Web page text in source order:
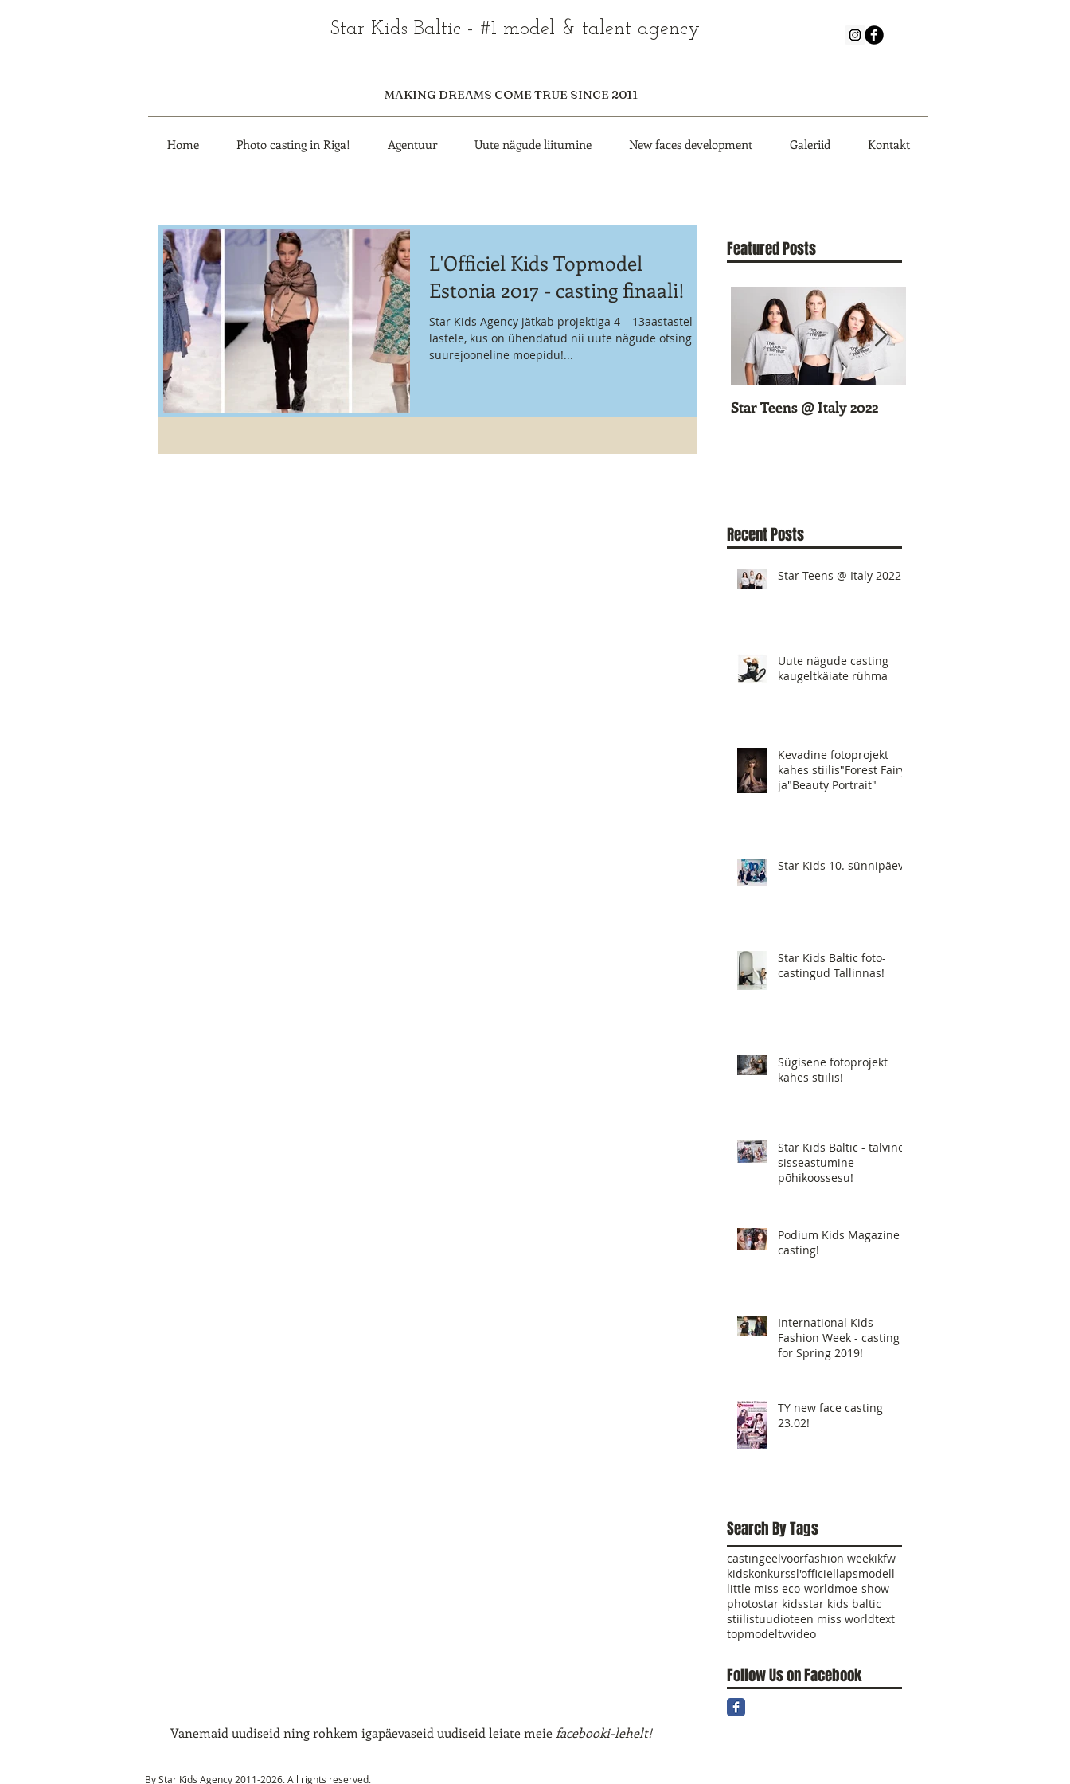
Star Kids Baltic - #1 model & talent agency
MAKING DREAMS COME TRUE SINCE 2011
Home Photo casting in Riga! Agentuur Uute nägude liitumine New faces development Galeriid Kontakt
L'Officiel Kids Topmodel
Estonia 2017 - casting finaali!
Star Kids Agency jätkab projektiga 4 – 13aastastele
lastele, kus on ühendatud nii uute nägude otsing kui
suurejooneline moepidu!...
Featured Posts
Star Teens @ Italy 2022
Recent Posts
Star Teens @ Italy 2022
Uute nägude casting
kaugeltkäiate rühma
Kevadine fotoprojekt
kahes stiilis"Forest Fairy"
ja"Beauty Portrait"
Star Kids 10. sünnipäev!
Star Kids Baltic foto-
castingud Tallinnas!
Sügisene fotoprojekt
kahes stiilis!
Star Kids Baltic - talvine
sisseastumine
põhikoossesu!
Podium Kids Magazine -
casting!
International Kids
Fashion Week - casting
for Spring 2019!
TY new face casting
23.02!
Search By Tags
castingeelvoorfashion weekikfw
kidskonkurssl'officiellapsmodell
little miss eco-worldmoe-show
photostar kidsstar kids baltic
stiilistuudioteen miss worldtext
topmodeltvvideo
Follow Us on Facebook
Vanemaid uudiseid ning rohkem igapäevaseid uudiseid leiate meie facebooki-lehelt!
By Star Kids Agency 2011-2026. All rights reserved.